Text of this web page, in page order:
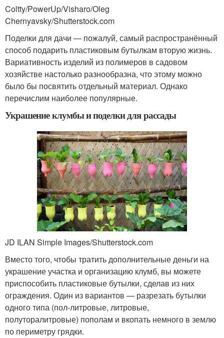
Coltty/PowerUp/Visharo/Oleg
Chernyavsky/Shutterstock.com
Поделки для дачи — пожалуй, самый распространённый
способ подарить пластиковым бутылкам вторую жизнь.
Вариативность изделий из полимеров в садовом
хозяйстве настолько разнообразна, что этому можно
было бы посвятить отдельный материал. Однако
перечислим наиболее популярные.
Украшение клумбы и поделки для рассады
JD ILAN Simple Images/Shutterstock.com
Вместо того, чтобы тратить дополнительные деньги на
украшение участка и организацию клумб, вы можете
приспособить пластиковые бутылки, сделав из них
ограждения. Один из вариантов — разрезать бутылки
одного типа (пол-литровые, литровые,
полуторалитровые) пополам и вкопать немного в землю
по периметру грядки.